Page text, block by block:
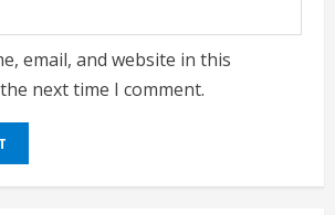
email, and website in this
next time I comment.